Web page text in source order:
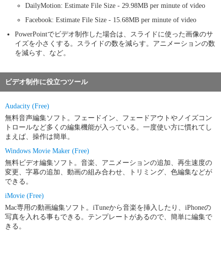
DailyMotion: Estimate File Size - 29.98MB per minute of video
Facebook: Estimate File Size - 15.68MB per minute of video
PowerPointでビデオ制作した場合は、スライドに使った画像のサ
イズを小さくする。スライドの数を減らす。アニメーションの数
を減らす、など。
ビデオ制作に役立つツール
Audacity (Free)
無料音声編集ソフト。フェードイン、フェードアウトやノイズコン
トロールなど多くの編集機能が入っている。一度使い方に慣れてし
まえば、操作は簡単。
Windows Movie Maker (Free)
無料ビデオ編集ソフト。音楽、アニメーションの追加、再生速度の
変更、字幕の追加、動画の組み合わせ、トリミング、色編集などが
できる。
iMovie (Free)
Mac専用の動画編集ソフト。iTuneから音楽を挿入したり、iPhoneの
写真を入れる事もできる。テンプレートがあるので、簡単に編集で
きる。